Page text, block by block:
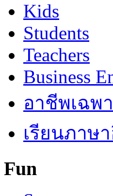
Kids
Students
Teachers
Business
อาชีพเฉพ
เรียนภาษ
Fun